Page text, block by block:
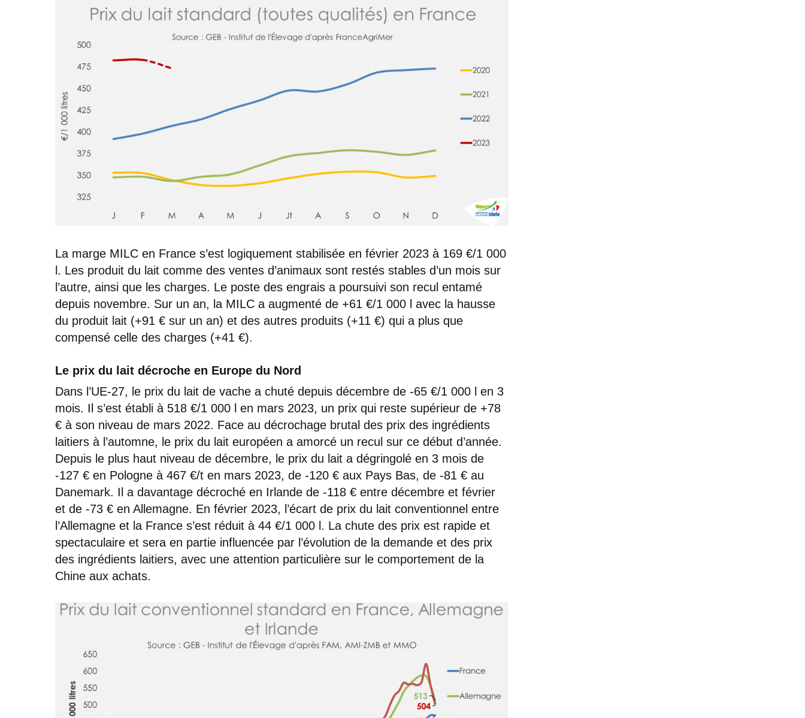
La marge MILC en France s’est logiquement stabilisée en février 2023 à 169 €/1 000
l. Les produit du lait comme des ventes d’animaux sont restés stables d’un mois sur
l’autre, ainsi que les charges. Le poste des engrais a poursuivi son recul entamé
depuis novembre. Sur un an, la MILC a augmenté de +61 €/1 000 l avec la hausse
du produit lait (+91 € sur un an) et des autres produits (+11 €) qui a plus que
compensé celle des charges (+41 €).
Le prix du lait décroche en Europe du Nord
Dans l’UE-27, le prix du lait de vache a chuté depuis décembre de -65 €/1 000 l en 3
mois. Il s’est établi à 518 €/1 000 l en mars 2023, un prix qui reste supérieur de +78
€ à son niveau de mars 2022. Face au décrochage brutal des prix des ingrédients
laitiers à l’automne, le prix du lait européen a amorcé un recul sur ce début d’année.
Depuis le plus haut niveau de décembre, le prix du lait a dégringolé en 3 mois de
-127 € en Pologne à 467 €/t en mars 2023, de -120 € aux Pays Bas, de -81 € au
Danemark. Il a davantage décroché en Irlande de -118 € entre décembre et février
et de -73 € en Allemagne. En février 2023, l’écart de prix du lait conventionnel entre
l’Allemagne et la France s’est réduit à 44 €/1 000 l. La chute des prix est rapide et
spectaculaire et sera en partie influencée par l’évolution de la demande et des prix
des ingrédients laitiers, avec une attention particulière sur le comportement de la
Chine aux achats.